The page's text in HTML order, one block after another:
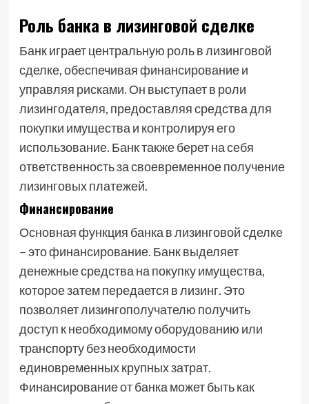
Роль банка в лизинговой сделке
Банк играет центральную роль в лизинговой
сделке, обеспечивая финансирование и
управляя рисками. Он выступает в роли
лизингодателя, предоставляя средства для
покупки имущества и контролируя его
использование. Банк также берет на себя
ответственность за своевременное получение
лизинговых платежей.
Финансирование
Основная функция банка в лизинговой сделке
– это финансирование. Банк выделяет
денежные средства на покупку имущества,
которое затем передается в лизинг. Это
позволяет лизингополучателю получить
доступ к необходимому оборудованию или
транспорту без необходимости
единовременных крупных затрат.
Финансирование от банка может быть как